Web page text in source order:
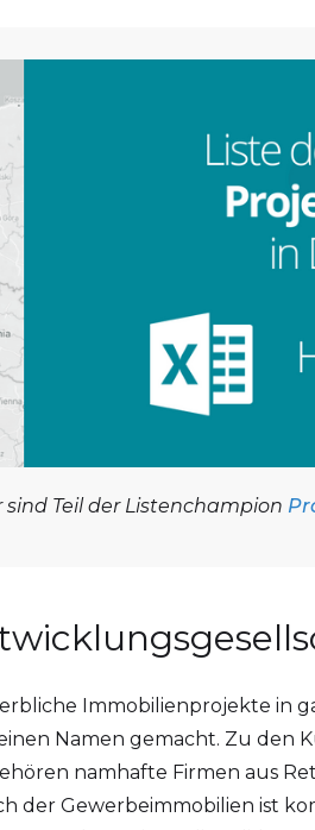
Teil der Listenchampion
Immobilienprojekte in
Namen gemacht. Zu den
namhafte Firmen aus
der Gewerbeimmobilien ist